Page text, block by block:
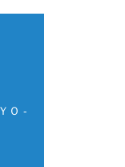
Ｏ -